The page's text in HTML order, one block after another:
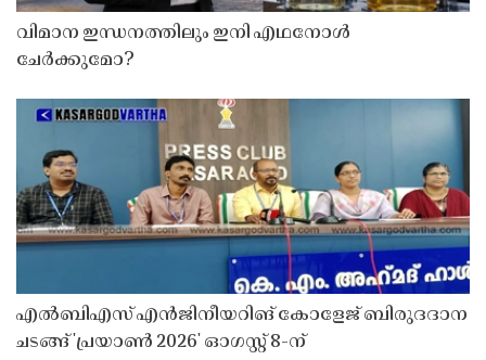
വിമാന ഇന്ധനത്തിലും ഇനി എഥനോൾ
ചേർക്കുമോ?
എൽബിഎസ് എൻജിനീയറിങ് കോളേജ് ബിരുദദാന
ചടങ്ങ് 'പ്രയാൺ 2026' ഓഗസ്റ്റ് 8-ന്